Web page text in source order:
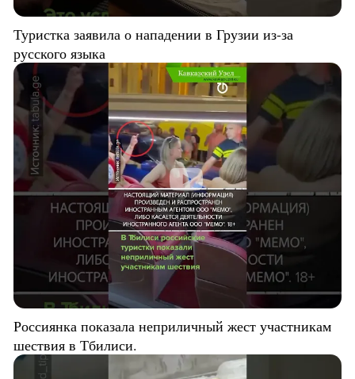
Туристка заявила о нападении в Грузии из-за
русского языка
Россиянка показала неприличный жест участникам
шествия в Тбилиси.